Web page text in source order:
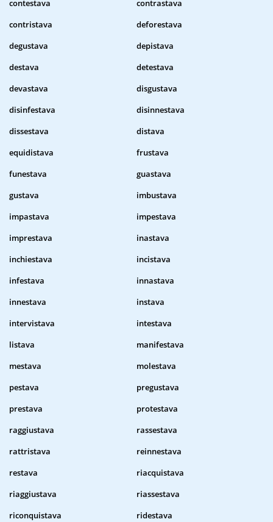
contestava
contrastava
contristava
deforestava
degustava
depistava
destava
detestava
devastava
disgustava
disinfestava
disinnestava
dissestava
distava
equidistava
frustava
funestava
guastava
gustava
imbustava
impastava
impestava
imprestava
inastava
inchiestava
incistava
infestava
innastava
innestava
instava
intervistava
intestava
listava
manifestava
mestava
molestava
pestava
pregustava
prestava
protestava
raggiustava
rassestava
rattristava
reinnestava
restava
riacquistava
riaggiustava
riassestava
riconquistava
ridestava